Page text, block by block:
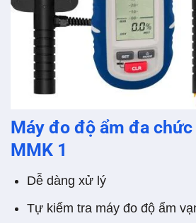
Máy đo độ ẩm đa chức
MMK 1
Dễ dàng xử lý
Tự kiểm tra máy đo độ ẩm